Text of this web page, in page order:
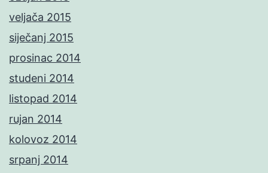
veljača 2015
siječanj 2015
prosinac 2014
studeni 2014
listopad 2014
rujan 2014
kolovoz 2014
srpanj 2014